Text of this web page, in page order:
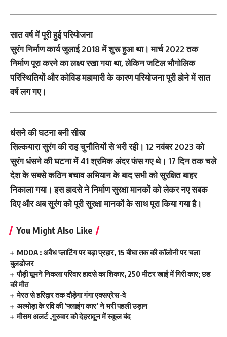
सात वर्ष में पूरी हुई परियोजना
सुरंग निर्माण कार्य जुलाई 2018 में शुरू हुआ था। मार्च 2022 तक
निर्माण पूरा करने का लक्ष्य रखा गया था, लेकिन जटिल भौगोलिक
परिस्थितियों और कोविड महामारी के कारण परियोजना पूरी होने में सात
वर्ष लग गए।
धंसने की घटना बनी सीख
सिल्कयारा सुरंग की राह चुनौतियों से भरी रही। 12 नवंबर 2023 को
सुरंग धंसने की घटना में 41 श्रमिक अंदर फंस गए थे। 17 दिन तक चले
देश के सबसे कठिन बचाव अभियान के बाद सभी को सुरक्षित बाहर
निकाला गया। इस हादसे ने निर्माण सुरक्षा मानकों को लेकर नए सबक
दिए और अब सुरंग को पूरी सुरक्षा मानकों के साथ पूरा किया गया है।
You Might Also Like
MDDA : अवैध प्लाटिंग पर बड़ा प्रहार, 15 बीघा तक की कॉलोनी पर चला
बुलडोजर
पौड़ी घूमने निकला परिवार हादसे का शिकार, 250 मीटर खाई में गिरी कार; छह
की मौत
मेरठ से हरिद्वार तक दौड़ेगा गंगा एक्सप्रेस-वे
अल्मोड़ा के रवि की ‘फ्लाइंग कार’ ने भरी पहली उड़ान
मौसम अलर्ट ,गुरुवार को देहरादून में स्कूल बंद